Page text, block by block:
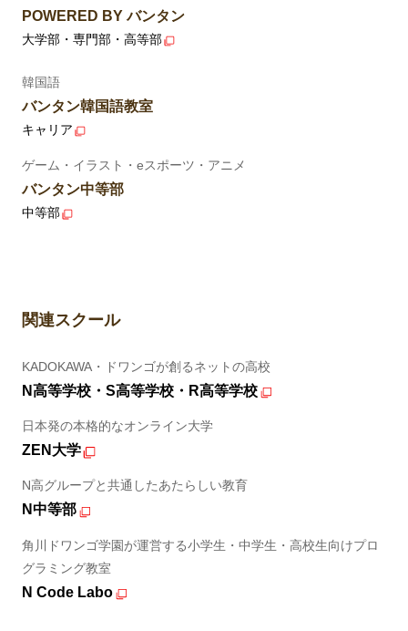
POWERED BY バンタン
大学部・専門部・高等部
韓国語
バンタン韓国語教室
キャリア
ゲーム・イラスト・eスポーツ・アニメ
バンタン中等部
中等部
関連スクール
KADOKAWA・ドワンゴが創るネットの高校
N高等学校・S高等学校・R高等学校
日本発の本格的なオンライン大学
ZEN大学
N高グループと共通したあたらしい教育
N中等部
角川ドワンゴ学園が運営する小学生・中学生・高校生向けプロ
グラミング教室
N Code Labo